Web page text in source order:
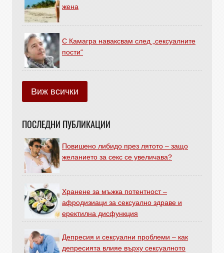
жена
С Камагра наваксвам след „сексуалните
пости“
Виж всички
ПОСЛЕДНИ ПУБЛИКАЦИИ
Повишено либидо през лятото – защо
желанието за секс се увеличава?
Хранене за мъжка потентност –
афродизиаци за сексуално здраве и
еректилна дисфункция
Депресия и сексуални проблеми – как
депресията влияе върху сексуалното